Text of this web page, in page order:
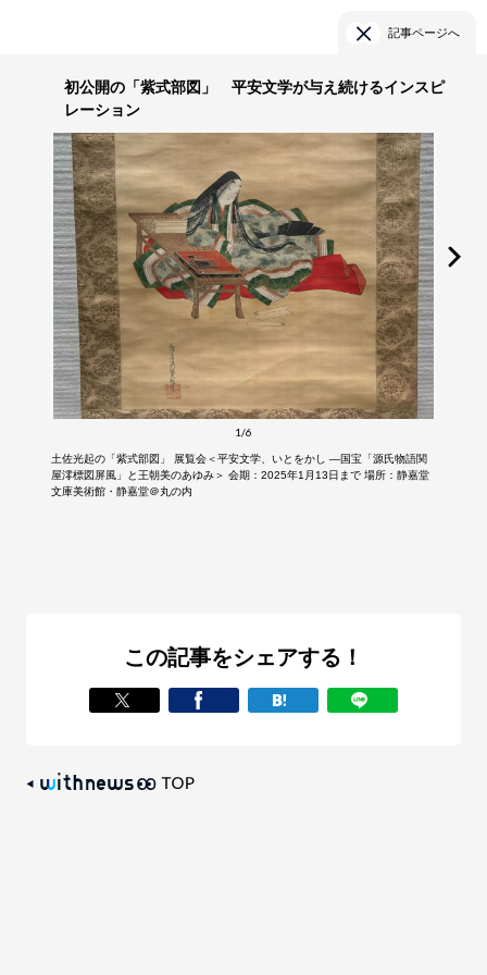
記事ページへ
初公開の「紫式部図」 平安文学が与え続けるインスピ
レーション
1/6
土佐光起の「紫式部図」 展覧会＜平安文学、いとをかし ―国宝「源氏物語関
屋澪標図屏風」と王朝美のあゆみ＞ 会期：2025年1月13日まで 場所：静嘉堂
文庫美術館・静嘉堂＠丸の内
この記事をシェアする！